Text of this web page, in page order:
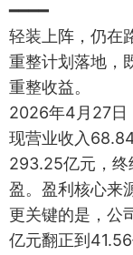
━━━━
轻装上阵，仍在
重整计划落地，
重整收益。
2026年4月27日
现营业收入
293.25亿元，终
盈。盈利核心来
更关键的是，公
亿元翻正到